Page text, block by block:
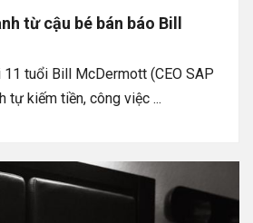
từ cậu bé bán báo Bill
tuổi Bill McDermott (CEO SAP
tự kiếm tiền, công việc ...